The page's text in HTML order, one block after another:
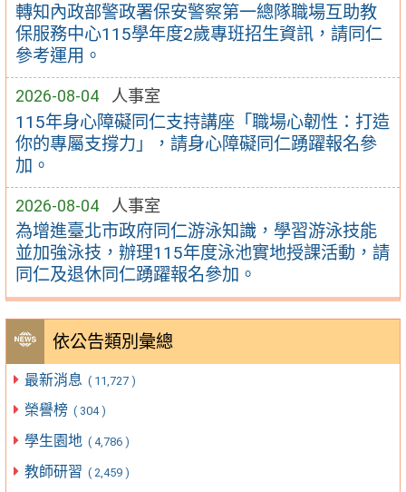
轉知內政部警政署保安警察第一總隊職場互助教
保服務中心115學年度2歲專班招生資訊，請同仁
參考運用。
2026-08-04 人事室
115年身心障礙同仁支持講座「職場心韌性：打造
你的專屬支撐力」，請身心障礙同仁踴躍報名參
加。
2026-08-04 人事室
為增進臺北市政府同仁游泳知識，學習游泳技能
並加強泳技，辦理115年度泳池實地授課活動，請
同仁及退休同仁踴躍報名參加。
依公告類別彙總
最新消息 ( 11,727 )
榮譽榜 ( 304 )
學生園地 ( 4,786 )
教師研習 ( 2,459 )